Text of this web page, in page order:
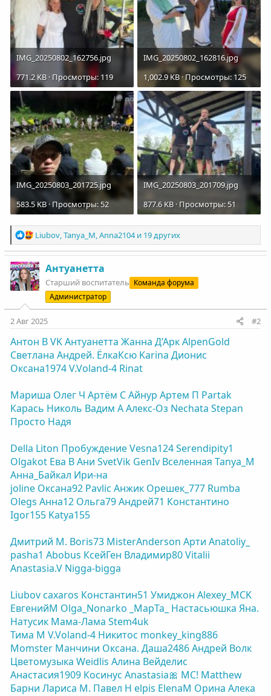
IMG_20250802_162756.jpg
771.2 KB · Просмотры: 119
IMG_20250802_162816.jpg
1,002.9 KB · Просмотры: 125
IMG_20250803_201725.jpg
583.5 KB · Просмотры: 52
IMG_20250803_201709.jpg
877.6 KB · Просмотры: 51
Р
е
а
к
ц
и
:
Liubov,Tanya_M,Anna2104и 19 других
Антуанетта
Старший воспитатель Команда форума
Администратор
2 Авг 2025 #2
Антон ВVKАнтуанетта Жанна Д’АркAlpenGold
Светлана Андрей. ЁлкаКсю Karinа Дионис
Оксана1974V.Voland-4 Rinat
Мариша Олег Ч Артём САйнур Артем П Partak
Карась Николь Вадим ААлекс-Оз Nechata Stepan
Просто Надя
Della Liton ПробуждениеVesna124Serendipity1
Olgakot Ева ВАни SvetVik GenIv Вселенная Tanya_M
Анна_Байкал Ири-на
joline Оксана92 Pavlic Анжик Орешек_777 Rumba
Olegs Анна12 Ольга79Андрей71 Константино
Igor155 Katya155
Дмитрий М. Boris73 MisterAnderson Арти Anatoliy_
pasha1 Abobus КсейГен Владимир80Vitalii
Anastasia.V Nigga-bigga
Liubovcaxaros Константин51 Умиджон Alexey_MCK
ЕвгенийM Olga_Nonarko _MapTa_ Настасьюшка Яна.
Натусик Мама-Лама Stem4uk
Тима М V.Voland-4 Никитос monkey_king886
Momster Манчини Оксана. Даша2486Андрей Волк
Цветомузыка Weidlis Алина Вейделис
Анастасия1909 Косинус Anastasia🎀 МС! Matthew
Барни Лариса М. Павел Н elpis ElenaM Орина Алека